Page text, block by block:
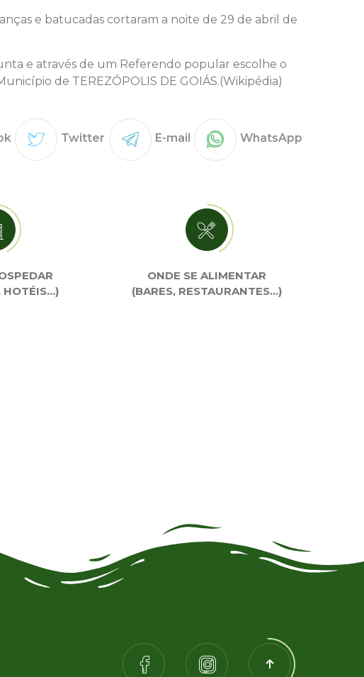
e batucadas cortaram a noite de 29 de abril de
e através de um Referendo popular escolhe o
de TEREZÓPOLIS DE GOIÁS.(Wikipédia)
Twitter E-mail WhatsApp
HOTÉIS…)
ONDE SE ALIMENTAR
(BARES, RESTAURANTES…)